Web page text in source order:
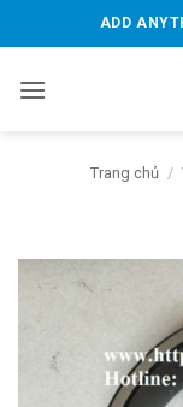
qua
dung
ADD
Trang chủ /